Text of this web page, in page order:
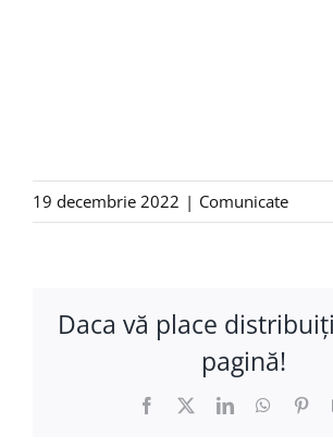
19 decembrie 2022 | Comunicate
Daca vă place
pagină!
Facebook LinkedIn